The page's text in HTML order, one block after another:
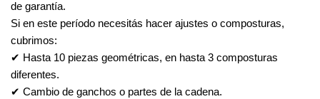
de garantía.
Si en este período necesitás hacer ajustes o composturas,
cubrimos:
✔ Hasta 10 piezas geométricas, en hasta 3 composturas
diferentes.
✔ Cambio de ganchos o partes de la cadena.